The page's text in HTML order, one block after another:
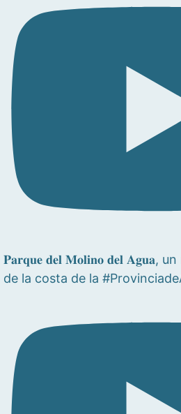
𝐏𝐚𝐫𝐪𝐮𝐞 𝐝𝐞𝐥 𝐌𝐨𝐥𝐢𝐧𝐨 𝐝𝐞𝐥 𝐀𝐠𝐮𝐚,
de la costa de la